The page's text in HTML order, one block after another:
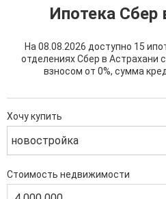
Ипотека Сбер
На 08.08.2026 доступно 15
отделениях Сбер в Астрахани
взносом от 0%, сумма
Хочу купить
новостройка
Стоимость недвижимости